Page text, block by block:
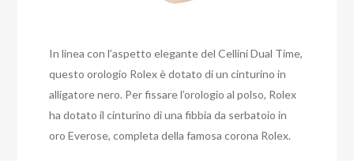
In linea con l’aspetto elegante del Cellini Dual Time,
questo orologio Rolex è dotato di un cinturino in
alligatore nero. Per fissare l’orologio al polso, Rolex
ha dotato il cinturino di una fibbia da serbatoio in
oro Everose, completa della famosa corona Rolex.